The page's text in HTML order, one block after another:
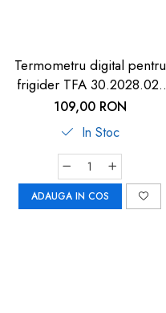
Termometru digital pentru
frigider TFA 30.2028.02,
suport magnetic
109,00 RON
In Stoc
ADAUGA IN COS